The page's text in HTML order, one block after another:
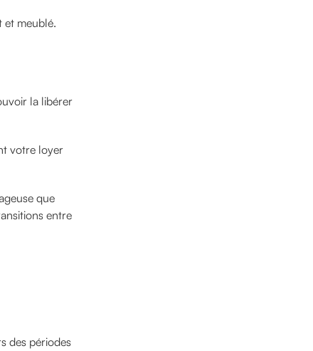
et meublé.
la libérer
votre loyer
que
entre
des périodes